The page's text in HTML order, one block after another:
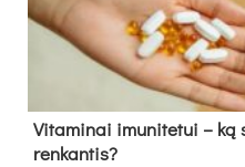
Vitaminai imunitetui – ką
renkantis?